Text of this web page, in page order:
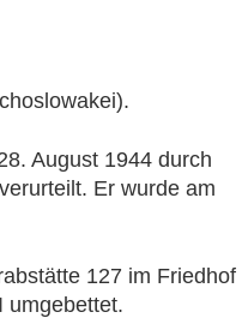
August 1944 durch
Er wurde am
127 im Friedhof
umgebettet.